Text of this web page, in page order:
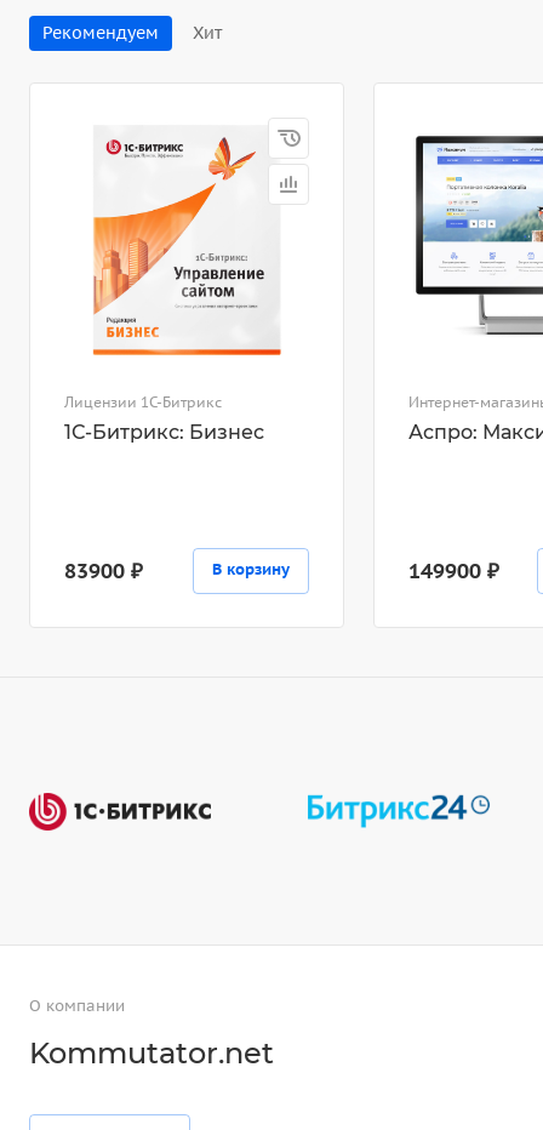
Рекомендуем Хит
Лицензии 1С-Битрикс
1С-Битрикс: Бизнес
83900 ₽ В корзину
Интернет-
Аспро:
149900 ₽
О компании
Kommutator.net